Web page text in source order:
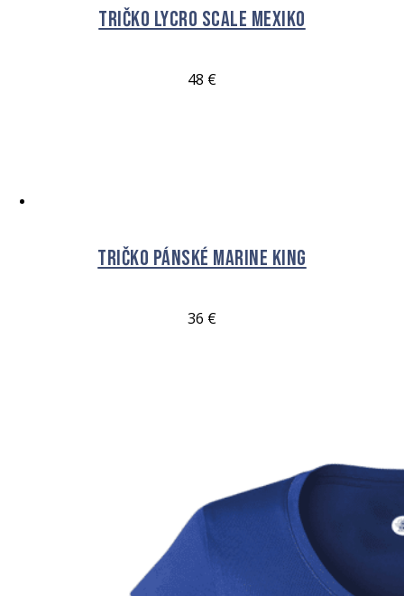
Tričko Lycro Scale Mexiko
48 €
Tričko Pánské Marine King
36 €